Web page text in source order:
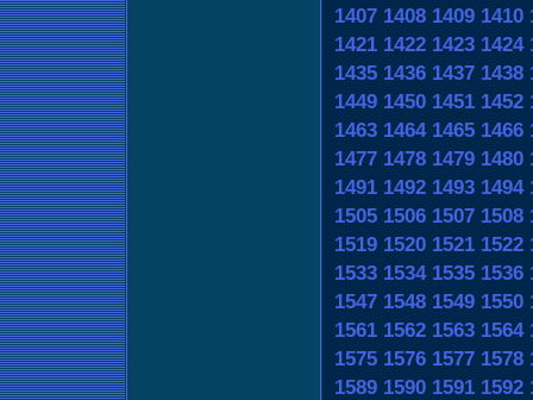
1407 1408 1409 1410
1421 1422 1423 1424
1435 1436 1437 1438
1449 1450 1451 1452
1463 1464 1465 1466
1477 1478 1479 1480
1491 1492 1493 1494
1505 1506 1507 1508
1519 1520 1521 1522
1533 1534 1535 1536
1547 1548 1549 1550
1561 1562 1563 1564
1575 1576 1577 1578
1589 1590 1591 1592